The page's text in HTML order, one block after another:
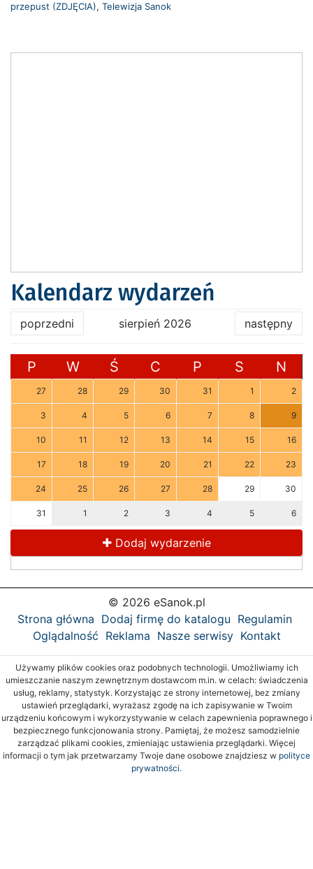
przepust (ZDJĘCIA), Telewizja Sanok
Kalendarz wydarzeń
poprzedni sierpień 2026 następny
P W Ś C P S N
27 28 29 30 31 1 2
3 4 5 6 7 8 9
10 11 12 13 14 15 16
17 18 19 20 21 22 23
24 25 26 27 28 29 30
31 1 2 3 4 5 6
Dodaj wydarzenie
© 2026 eSanok.pl
Strona główna Dodaj firmę do katalogu Regulamin
Oglądalność Reklama Nasze serwisy Kontakt
Używamy plików cookies oraz podobnych technologii. Umożliwiamy ich
umieszczanie naszym zewnętrznym dostawcom m.in. w celach: świadczenia
usług, reklamy, statystyk. Korzystając ze strony internetowej, bez zmiany
ustawień przeglądarki, wyrażasz zgodę na ich zapisywanie w Twoim
urządzeniu końcowym i wykorzystywanie w celach zapewnienia poprawnego i
bezpiecznego funkcjonowania strony. Pamiętaj, że możesz samodzielnie
zarządzać plikami cookies, zmieniając ustawienia przeglądarki. Więcej
informacji o tym jak przetwarzamy Twoje dane osobowe znajdziesz w polityce
prywatności.